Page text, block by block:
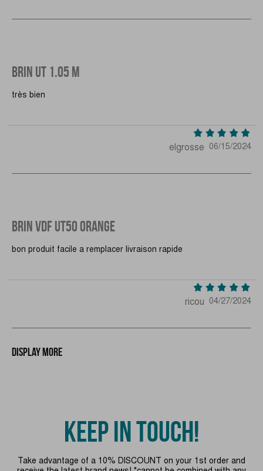
BRIN UT 1.05 M
très bien
elgrosse 06/15/2024
BRIN VDF UT50 ORANGE
bon produit facile a remplacer livraison rapide
ricou 04/27/2024
Display more
KEEP IN TOUCH!
Take advantage of a 10% DISCOUNT on your 1st order and